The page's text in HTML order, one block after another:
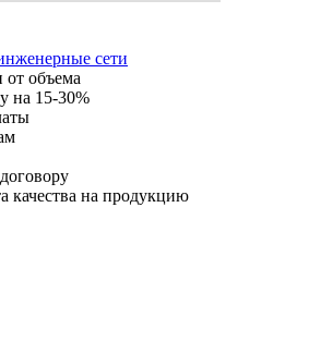
сети
от объема
на 15-30%
качества на продукцию